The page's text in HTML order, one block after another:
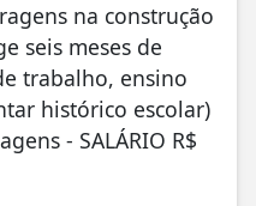
na construção
seis meses de
trabalho, ensino
histórico escolar)
- SALÁRIO R$